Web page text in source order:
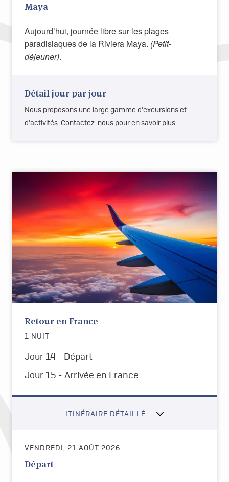
Maya
Aujourd’hui, journée libre sur les plages
paradisiaques de la Riviera Maya. (Petit-
déjeuner).
Détail jour par jour
Nous proposons une large gamme d’excursions et
d’activités. Contactez-nous pour en savoir plus.
Retour en France
1 NUIT
Jour 14 - Départ
Jour 15 - Arrivée en France
ITINÉRAIRE DÉTAILLÉ
VENDREDI, 21 AOÛT 2026
Départ